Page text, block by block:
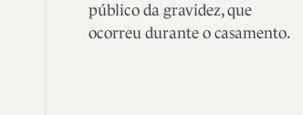
público da gravidez, que
ocorreu durante o casamento.